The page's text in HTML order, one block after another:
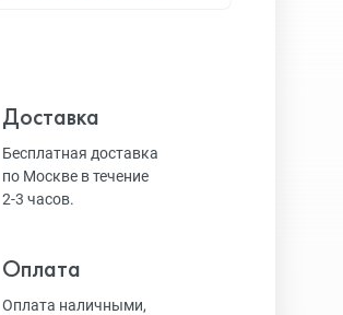
Magic Keyboard
ЗУ и кабели
Доставка
Бесплатная доставка
по Москве в течение
2-3 часов.
Оплата
Оплата наличными,